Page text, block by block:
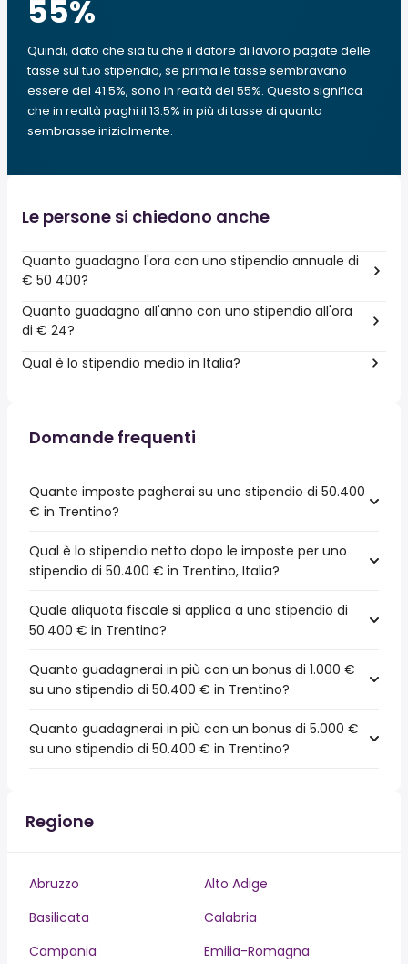
55%
Quindi, dato che sia tu che il datore di lavoro pagate delle
tasse sul tuo stipendio, se prima le tasse sembravano
essere del 41.5%, sono in realtà del 55%. Questo significa
che in realtà paghi il 13.5% in più di tasse di quanto
sembrasse inizialmente.
Le persone si chiedono anche
Quanto guadagno l'ora con uno stipendio annuale di
€ 50 400?
Quanto guadagno all'anno con uno stipendio all'ora
di € 24?
Qual è lo stipendio medio in Italia?
Domande frequenti
Quante imposte pagherai su uno stipendio di 50.400
€ in Trentino?
Qual è lo stipendio netto dopo le imposte per uno
stipendio di 50.400 € in Trentino, Italia?
Quale aliquota fiscale si applica a uno stipendio di
50.400 € in Trentino?
Quanto guadagnerai in più con un bonus di 1.000 €
su uno stipendio di 50.400 € in Trentino?
Quanto guadagnerai in più con un bonus di 5.000 €
su uno stipendio di 50.400 € in Trentino?
Regione
Abruzzo
Alto Adige
Basilicata
Calabria
Campania
Emilia-Romagna